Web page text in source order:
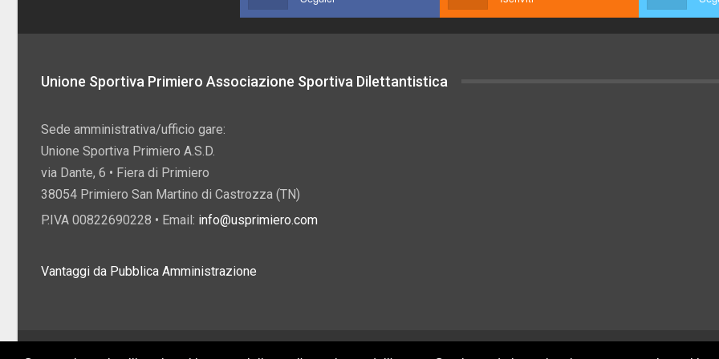
Unione Sportiva Primiero Associazione Sportiva Dilettantistica
Sede amministrativa/ufficio gare:
Unione Sportiva Primiero A.S.D.
via Dante, 6 • Fiera di Primiero
38054 Primiero San Martino di Castrozza (TN)
P.IVA 00822690228 • Email: info@usprimiero.com
Vantaggi da Pubblica Amministrazione